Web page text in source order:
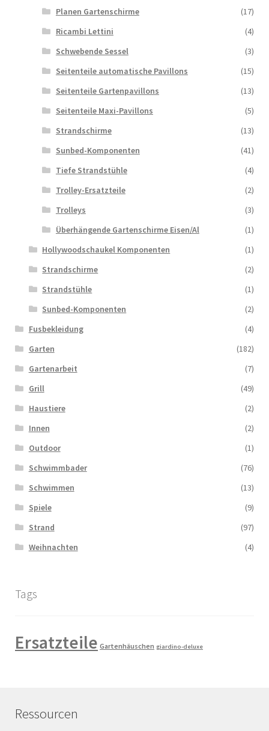
Planen Gartenschirme
(17)
Ricambi Lettini
(4)
Schwebende Sessel
(3)
Seitenteile automatische Pavillons
(15)
Seitenteile Gartenpavillons
(13)
Seitenteile Maxi-Pavillons
(5)
Strandschirme
(13)
Sunbed-Komponenten
(41)
Tiefe Strandstühle
(4)
Trolley-Ersatzteile
(2)
Trolleys
(3)
Überhängende Gartenschirme Eisen/Al
(1)
Hollywoodschaukel Komponenten
(1)
Strandschirme
(2)
Strandstühle
(1)
Sunbed-Komponenten
(2)
Fusbekleidung
(4)
Garten
(182)
Gartenarbeit
(7)
Grill
(49)
Haustiere
(2)
Innen
(2)
Outdoor
(1)
Schwimmbader
(76)
Schwimmen
(13)
Spiele
(9)
Strand
(97)
Weihnachten
(4)
Tags
Ersatzteile Gartenhäuschen giardino-deluxe
Ressourcen